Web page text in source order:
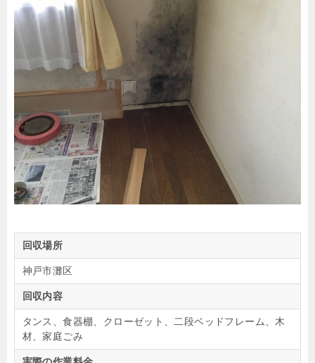
回収場所
神戸市灘区
回収内容
タンス、食器棚、クローゼット、二段ベッドフレーム、木
材、家庭ごみ